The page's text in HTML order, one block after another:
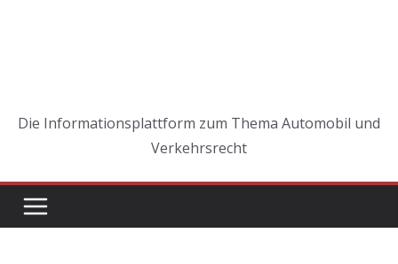
Die Informationsplattform zum Thema Automobil und
Verkehrsrecht